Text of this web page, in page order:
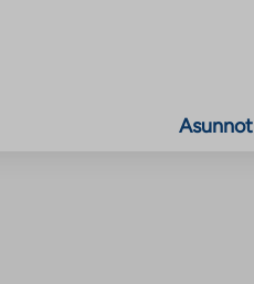
Asunnot